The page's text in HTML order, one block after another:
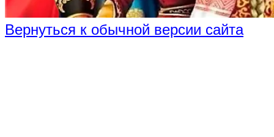
Вернуться к обычной версии сайта